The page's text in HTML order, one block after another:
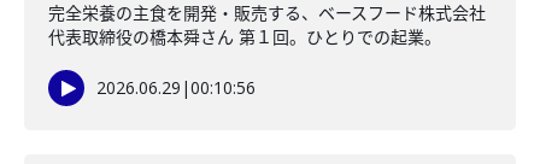
完全栄養の主食を開発・販売する、ベースフード株式会社
代表取締役の橋本舜さん 第１回。ひとりでの起業。
2026.06.29 |00:10:56